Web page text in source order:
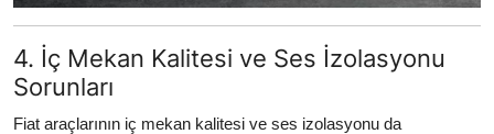
4. İç Mekan Kalitesi ve Ses İzolasyonu
Sorunları
Fiat araçlarının iç mekan kalitesi ve ses izolasyonu da